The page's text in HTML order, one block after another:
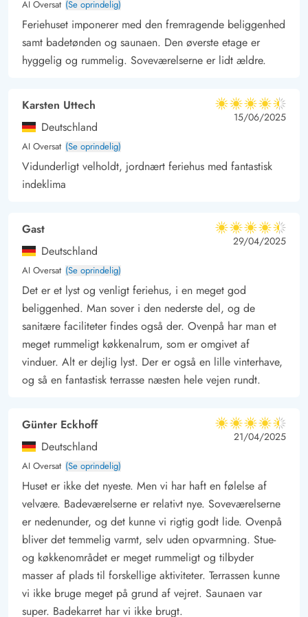
centrum
Fra ferieadressen på Lodbergsvej 281 tager det ikke mange
minutter at nå stranden. Faktisk er der kun 175 meter mellem
nærmeste strandopgang ligger lige for enden af vejen.
Søndervigs centrum ligger omtrent 5 minutters gang fra
feriehuset, og de mange butikker og spisesteder venter blot på
at blive besøgt. I feriebyen finder I også et supermarked og et
bageri, hvor I hver dag kan forsyne jer med nybagte
rundstykker til morgenbordet.
AI Oversat (Se oprindelig)
Feriehuset imponerer med den fremragende beliggenhed
samt badetønden og saunaen. Den øverste etage er
hyggelig og rummelig. Soveværelserne er lidt ældre.
Karsten Uttech
Deutschland
AI Oversat (Se oprindelig)
4.5 ud af 5
4.5 ud af 5
4.5 out of 5
15/06/2025
Vidunderligt velholdt, jordnært feriehus med fantastisk
indeklima
Gast
Deutschland
AI Oversat (Se oprindelig)
4.5 ud af 5
4.5 ud af 5
4.5 out of 5
29/04/2025
Det er et lyst og venligt feriehus, i en meget god
beliggenhed. Man sover i den nederste del, og de
sanitære faciliteter findes også der. Ovenpå har man et
meget rummeligt køkkenalrum, som er omgivet af
vinduer. Alt er dejlig lyst. Der er også en lille vinterhave,
og så en fantastisk terrasse næsten hele vejen rundt.
Günter Eckhoff
Deutschland
AI Oversat (Se oprindelig)
4.5 ud af 5
4.5 ud af 5
4.5 out of 5
21/04/2025
Huset er ikke det nyeste. Men vi har haft en følelse af
velvære. Badeværelserne er relativt nye. Soveværelserne
er nedenunder, og det kunne vi rigtig godt lide. Ovenpå
bliver det temmelig varmt, selv uden opvarmning. Stue-
og køkkenområdet er meget rummeligt og tilbyder
masser af plads til forskellige aktiviteter. Terrassen kunne
vi ikke bruge meget på grund af vejret. Saunaen var
super. Badekarret har vi ikke brugt.